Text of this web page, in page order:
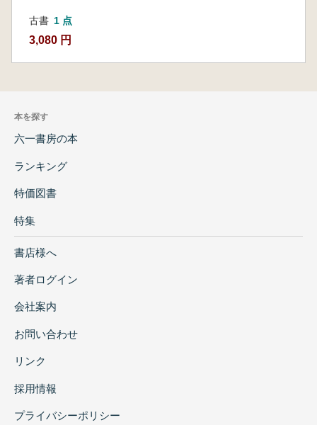
古書 1 点
3,080 円
本を探す
六一書房の本
ランキング
特価図書
特集
書店様へ
著者ログイン
会社案内
お問い合わせ
リンク
採用情報
プライバシーポリシー